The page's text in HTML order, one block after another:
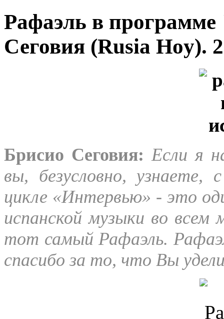
Рафаэль в
Сеговия (Rusia Hoy).
Брисио Сеговия: Если я
вы, безусловно,
цикле «Интервью» - это
испанской музыки во
тот самый Рафаэль.
спасибо за то, что Вы